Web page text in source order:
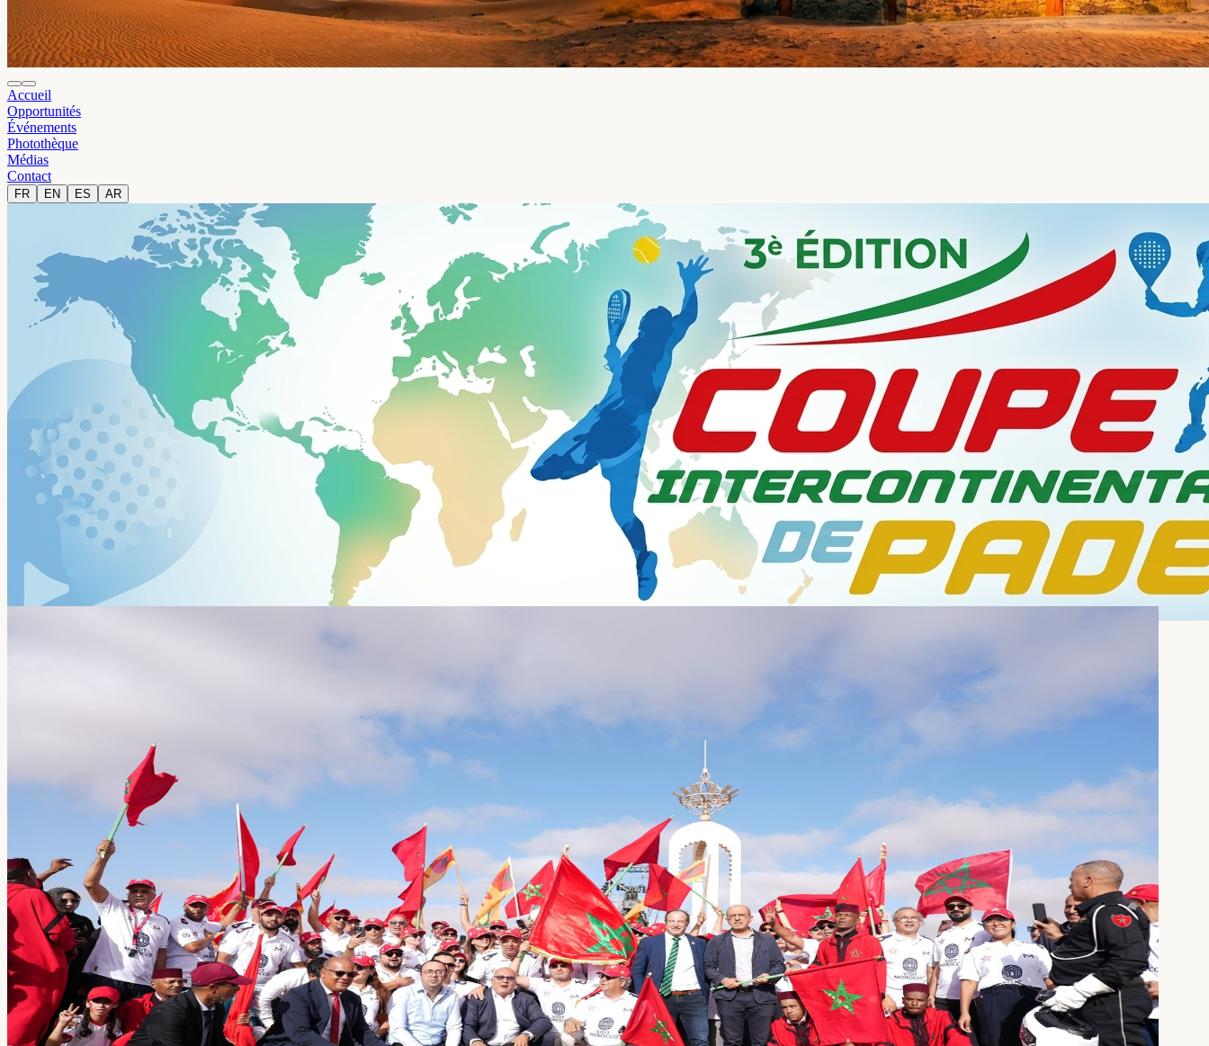
Là où les projets deviennent des investissements
NORD SUD ACTION «Association marocaine pour la communication, le développement socio-économique et l'incitation à l'investissement» œuvre pour le renforcement des dynamiques territoriales en
mettant en relation les acteurs publics, privés et associatifs autour de projets à fort impact.